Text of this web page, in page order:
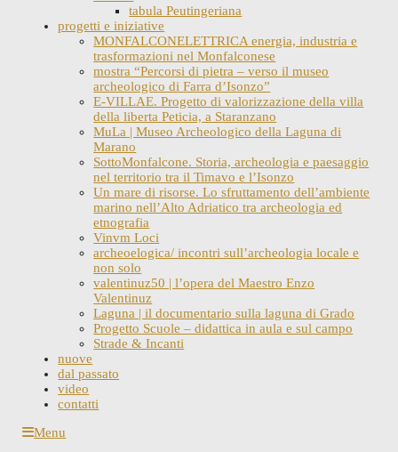
tabula Peutingeriana
progetti e iniziative
MONFALCONELETTRICA energia, industria e
trasformazioni nel Monfalconese
mostra “Percorsi di pietra – verso il museo
archeologico di Farra d’Isonzo”
E-VILLAE. Progetto di valorizzazione della villa
della liberta Peticia, a Staranzano
MuLa | Museo Archeologico della Laguna di
Marano
SottoMonfalcone. Storia, archeologia e paesaggio
nel territorio tra il Timavo e l’Isonzo
Un mare di risorse. Lo sfruttamento dell’ambiente
marino nell’Alto Adriatico tra archeologia ed
etnografia
Vinvm Loci
archeoelogica/ incontri sull’archeologia locale e
non solo
valentinuz50 | l’opera del Maestro Enzo
Valentinuz
Laguna | il documentario sulla laguna di Grado
Progetto Scuole – didattica in aula e sul campo
Strade & Incanti
nuove
dal passato
video
contatti
SkipMenu